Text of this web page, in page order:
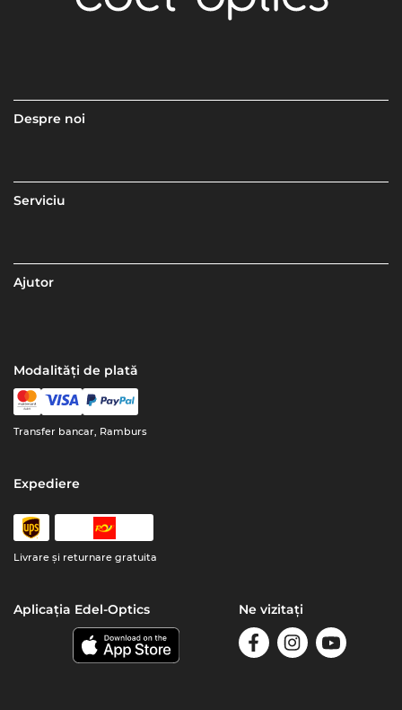
Despre noi
Serviciu
Ajutor
Modalități de plată
Transfer bancar, Ramburs
Expediere
Livrare şi returnare gratuita
Aplicația Edel-Optics Ne vizitați